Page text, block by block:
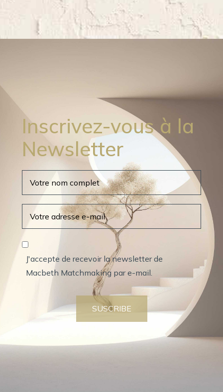
Inscrivez-vous à la
Newsletter
J'accepte de recevoir la newsletter de
Macbeth Matchmaking par e-mail.
SUSCRIBE